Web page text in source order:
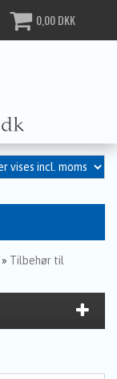
0,00DKK
» Tilbehør til